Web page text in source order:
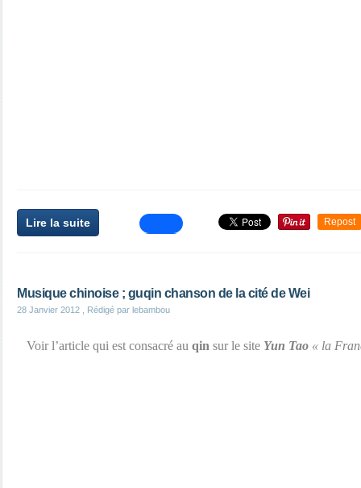
Lire la suite Repost
Musique chinoise ; guqin chanson de la cité de Wei
28 Janvier 2012 , Rédigé par lebambou
Voir l’article qui est consacré au qin sur le site Yun Tao « la